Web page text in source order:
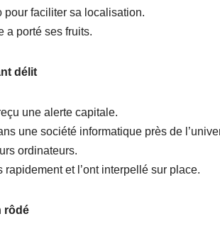
pour faciliter sa localisation.
a porté ses fruits.
délit
une alerte capitale.
une société informatique près de
ordinateurs.
rapidement et l’ont interpellé sur place.
rôdé